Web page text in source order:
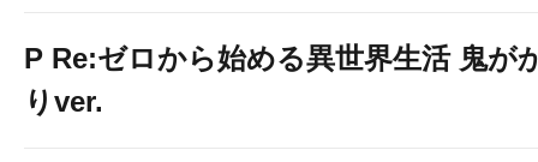
P Re:ゼロから始める異世界生活 鬼が
りver.